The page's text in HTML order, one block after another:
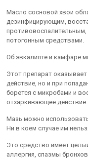
Масло сосновой хвои
дезинфицирующим,
потогонным средствами.
Об эвкалипте и камфаре
Этот препарат
действие, но и при
борется с микробами и
отхаркивающее действие.
Мазь можно
Ни в коем случае им
Это средство имеет
аллергия, спазмы